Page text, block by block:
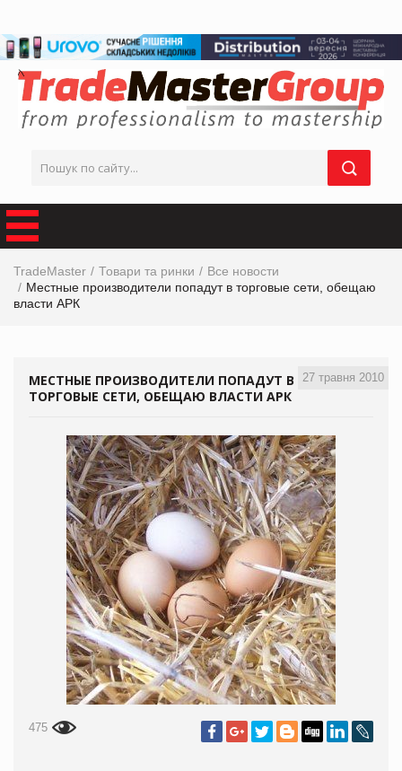
TradeMaster Товари та ринки
Все новости
Местные производители попадут в торговые сети, обещаю
власти АРК
27 травня 2010
МЕСТНЫЕ ПРОИЗВОДИТЕЛИ ПОПАДУТ В
ТОРГОВЫЕ СЕТИ, ОБЕЩАЮ ВЛАСТИ АРК
475